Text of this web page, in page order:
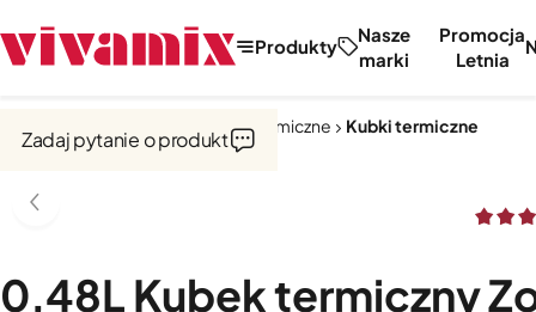
Produkty
Nasze
marki
Promocja
Letnia
Kubki i naczynia termiczne Kubki termiczne
0,48L Kubek termiczny
Zadaj pytanie o produkt